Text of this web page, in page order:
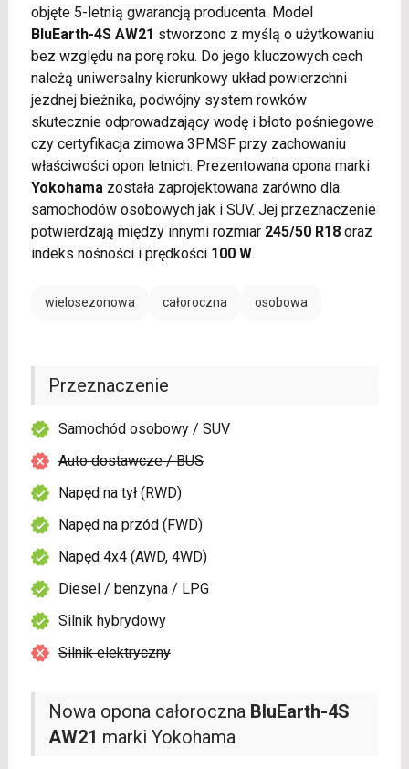
objęte 5-letnią gwarancją producenta. Model
BluEarth-4S AW21 stworzono z myślą o użytkowaniu
bez względu na porę roku. Do jego kluczowych cech
należą uniwersalny kierunkowy układ powierzchni
jezdnej bieżnika, podwójny system rowków
skutecznie odprowadzający wodę i błoto pośniegowe
czy certyfikacja zimowa 3PMSF przy zachowaniu
właściwości opon letnich. Prezentowana opona marki
Yokohamazostała zaprojektowana zarówno dla
samochodów osobowych jak i SUV. Jej przeznaczenie
potwierdzają między innymi rozmiar 245/50 R18oraz
indeks nośności i prędkości 100 W.
wielosezonowa całoroczna osobowa
Nowa opona całoroczna BluEarth-4S
AW21 marki Yokohama
Przeznaczenie
Samochód osobowy / SUV
Auto dostawcze / BUS
Napęd na tył (RWD)
Napęd na przód (FWD)
Napęd 4x4 (AWD, 4WD)
Diesel / benzyna / LPG
Silnik hybrydowy
Silnik elektryczny